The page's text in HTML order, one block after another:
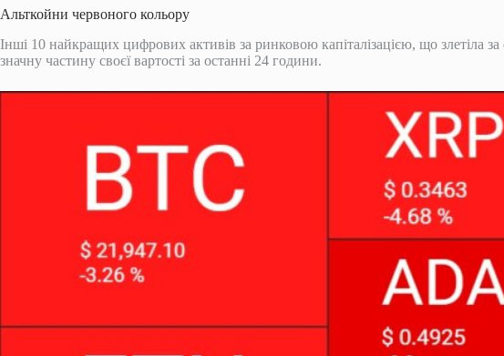
Альткойни червоного кольору
Інші 10 найкращих цифрових активів за ринковою капіталізацією, що злетіла
значну частину своєї вартості за останні 24 години.